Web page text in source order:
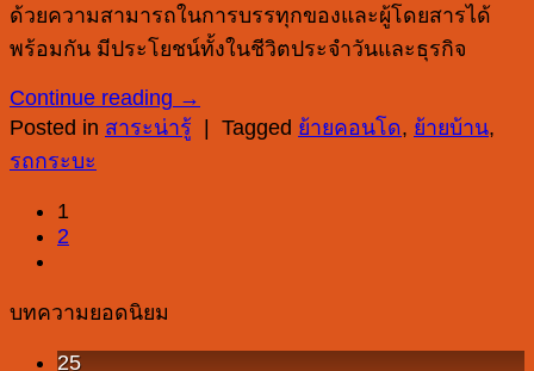
ด้วยความสามารถในการบรรทุกของและผู้โดยสารได้
พร้อมกัน มีประโยชน์ทั้งในชีวิตประจำวันและธุรกิจ
Continue reading →
Posted in สาระน่ารู้ Tagged ย้ายคอนโด, ย้ายบ้าน,
รถกระบะ
1
2
บทความยอดนิยม
25